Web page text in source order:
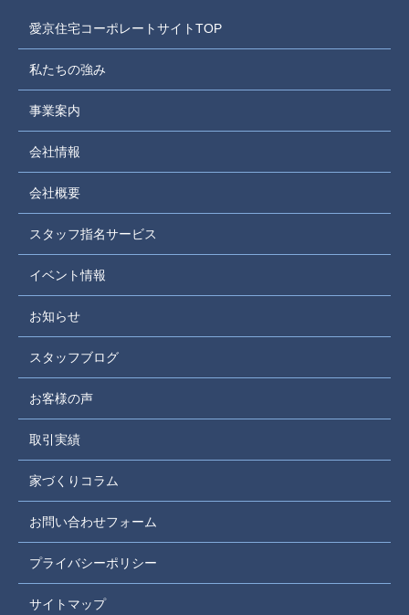
愛京住宅コーポレートサイトTOP
私たちの強み
事業案内
会社情報
会社概要
スタッフ指名サービス
イベント情報
お知らせ
スタッフブログ
お客様の声
取引実績
家づくりコラム
お問い合わせフォーム
プライバシーポリシー
サイトマップ